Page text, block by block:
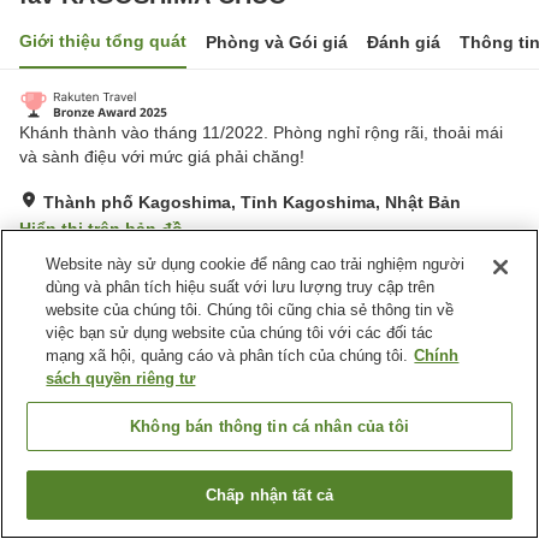
Giới thiệu tổng quát Phòng và Gói giá Đánh giá Thông
Khánh thành vào tháng 11/2022. Phòng nghỉ rộng rãi, thoải mái
và sành điệu với mức giá phải chăng!
Thành phố Kagoshima, Tỉnh Kagoshima, Nhật Bản
Hiển thị trên bản đồ
Tuyệt vời Đánh giá:256lượt
Tiện nghi chỗ nghỉ
Máy bán hàng tự động
Nhật Bản Tỉnh Kagoshima
Thành phố Kagoshima
fav KAGOSHIMA CHUO
Tìm phòng trống
Website này sử dụng cookie để nâng cao trải nghiệm người
dùng và phân tích hiệu suất với lưu lượng truy cập trên
website của chúng tôi. Chúng tôi cũng chia sẻ thông tin về
việc bạn sử dụng website của chúng tôi với các đối tác
mạng xã hội, quảng cáo và phân tích của chúng tôi. Chính
sách quyền riêng tư
Không bán thông tin cá nhân của tôi
Chấp nhận tất cả